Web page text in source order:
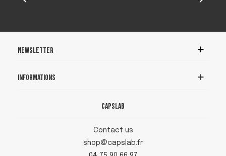
Newsletter
Informations
Capslab
Contact us
shop@capslab.fr